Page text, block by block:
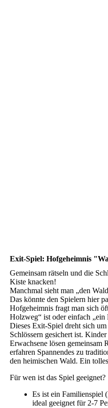
Exit-Spiel: Hofgeheimnis
Gemeinsam rätseln und die
Kiste knacken!
Manchmal sieht man „den
Das könnte den Spielern hier
Hofgeheimnis fragt man sich
Holzweg“ ist oder einfach
Dieses Exit-Spiel dreht sich
Schlössern gesichert ist.
Erwachsene lösen gemeinsam
erfahren Spannendes zu
den heimischen Wald. Ein
Für wen ist das Spiel geeignet?
Es ist ein Familienspiel
ideal geeignet für 2-7